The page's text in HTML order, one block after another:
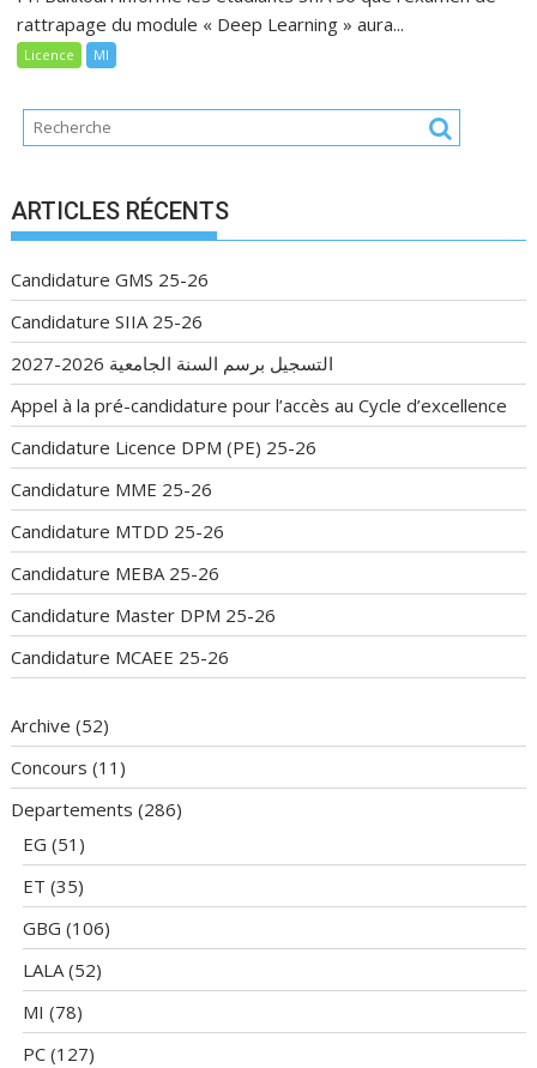
rattrapage du module « Deep Learning » aura...
Licence MI
ARTICLES RÉCENTS
Candidature GMS 25-26
Candidature SIIA 25-26
التسجيل برسم السنة الجامعية 2026-2027
Appel à la pré-candidature pour l’accès au Cycle d’excellence
Candidature Licence DPM (PE) 25-26
Candidature MME 25-26
Candidature MTDD 25-26
Candidature MEBA 25-26
Candidature Master DPM 25-26
Candidature MCAEE 25-26
Archive (52)
Concours (11)
Departements (286)
EG (51)
ET (35)
GBG (106)
LALA(52)
MI (78)
PC (127)